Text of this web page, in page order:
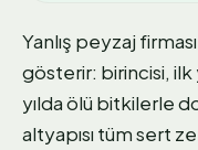
Yanlış peyzaj
gösterir: birincisi,
yılda ölü bitkilerle
altyapısı tüm sert